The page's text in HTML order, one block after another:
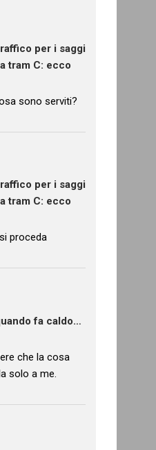
per i saggi
tram C: ecco
sono serviti?
per i saggi
tram C: ecco
proceda
fa caldo…
che la cosa
solo a me.